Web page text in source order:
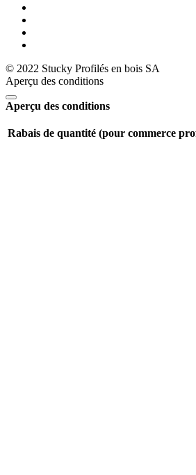
© 2022 Stucky Profilés en bois SA
Aperçu des conditions
Aperçu des conditions
Rabais de quantité (pour commerce